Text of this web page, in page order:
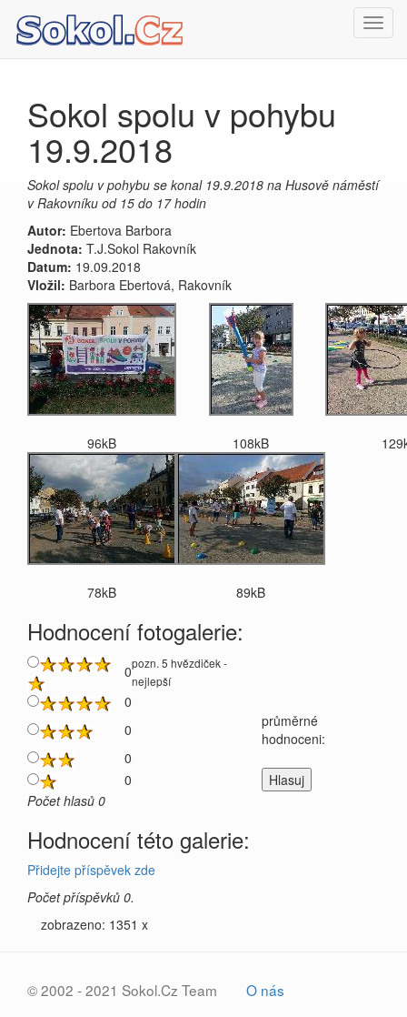
Sokol spolu v pohybu
19.9.2018
Sokol spolu v pohybu se konal 19.9.2018 na Husově náměstí
v Rakovníku od 15 do 17 hodin
Autor: Ebertova Barbora
Jednota: T.J.Sokol Rakovník
Datum: 19.09.2018
Vložil: Barbora Ebertová, Rakovník
96kB 108kB
78kB 89kB
Hodnocení fotogalerie:
0pozn. 5 hvězdiček -
nejlepší
0
0
průměrné
hodnoceni:
0
0
Počet hlasů 0
Hodnocení této galerie:
Přidejte příspěvek zde
Počet příspěvků 0.
zobrazeno: 1351 x
© 2002 - 2021 Sokol.Cz Team
O nás